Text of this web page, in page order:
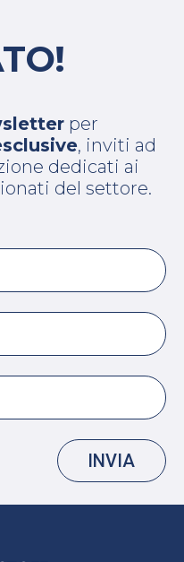
per
, inviti ad
dedicati ai
del settore.
INVIA